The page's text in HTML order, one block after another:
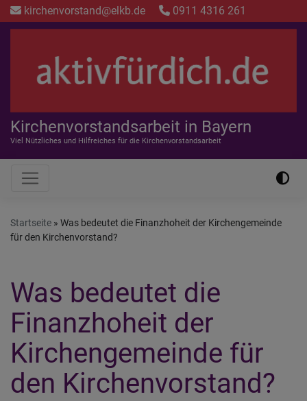
Direkt
zum
kirchenvorstand@elkb.de 0911 4316 261
Kirchenvorstandsarbeit in Bayern
Viel Nützliches und Hilfreiches für die Kirchenvorstandsarbeit
Hauptnavigation
Startseite
Was bedeutet die Finanzhoheit der Kirchengemeinde
für den Kirchenvorstand?
Was bedeutet die
Finanzhoheit der
Kirchengemeinde für
den Kirchenvorstand?